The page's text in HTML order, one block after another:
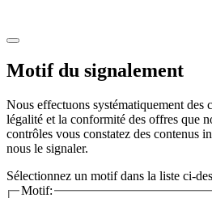
Motif du signalement
Nous effectuons systématiquement des
légalité et la conformité des offres que
contrôles vous constatez des contenus
nous le signaler.
Sélectionnez un motif dans la liste ci-
Motif: